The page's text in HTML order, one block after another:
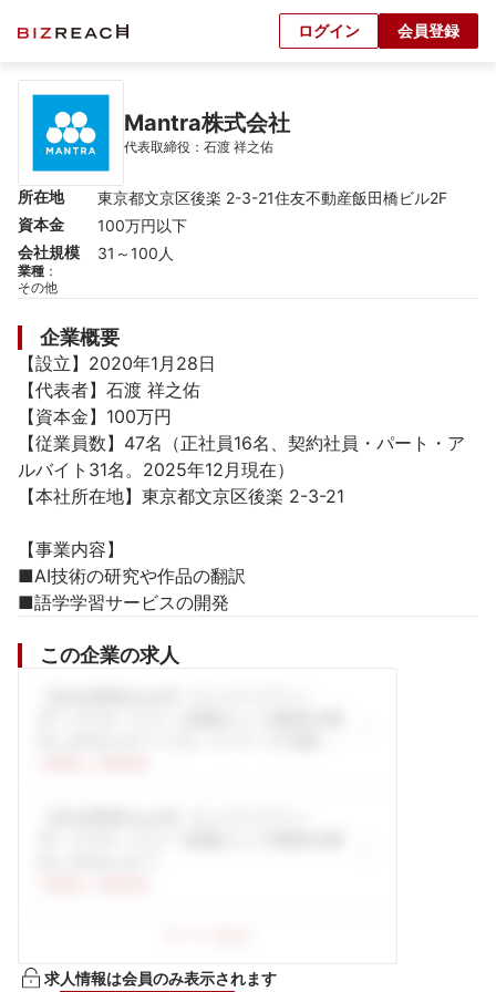
ログイン 会員登録
Mantra株式会社
代表取締役：石渡 祥之佑
所在地
東京都文京区後楽 2-3-21住友不動産飯田橋ビル2F
資本金
100万円以下
会社規模
31～100人
業種 ：
その他
企業概要
【設立】2020年1月28日
【代表者】石渡 祥之佑
【資本金】100万円
【従業員数】47名（正社員16名、契約社員・パート・ア
ルバイト31名。2025年12月現在）
【本社所在地】東京都文京区後楽 2-3-21
【事業内容】
■AI技術の研究や作品の翻訳
■語学学習サービスの開発
この企業の求人
求人情報は会員のみ表示されます